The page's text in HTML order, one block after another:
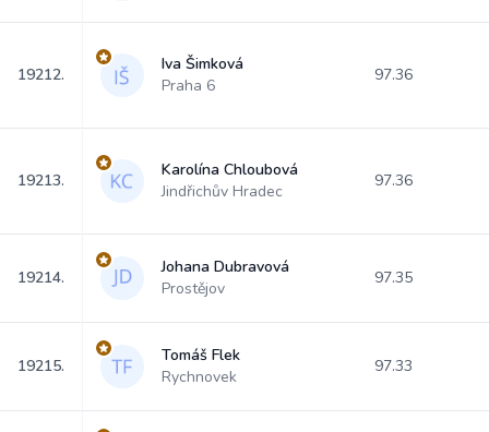
19212.
Iva Šimková
Praha 6
97.36
19213.
Karolína Chloubová
Jindřichův Hradec
97.36
19214.
Johana Dubravová
Prostějov
97.35
19215.
Tomáš Flek
Rychnovek
97.33